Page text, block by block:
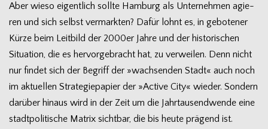
Aber wieso eigent­lich sollte Ham­burg als Unter­neh­men agie­
ren und sich selbst ver­mark­ten? Dafür lohnt es, in gebo­te­ner
Kürze beim Leit­bild der 2000er Jahre und der his­to­ri­schen
Situa­tion, die es her­vor­ge­bracht hat, zu ver­wei­len. Denn nicht
nur fin­det sich der Begriff der »wach­sen­den Stadt« auch noch
im aktu­el­len Stra­te­gie­pa­pier der »Active City« wie­der. Son­dern
dar­über hin­aus wird in der Zeit um die Jahr­tau­send­wende eine
stadt­po­li­ti­sche Matrix sicht­bar, die bis heute prä­gend ist.